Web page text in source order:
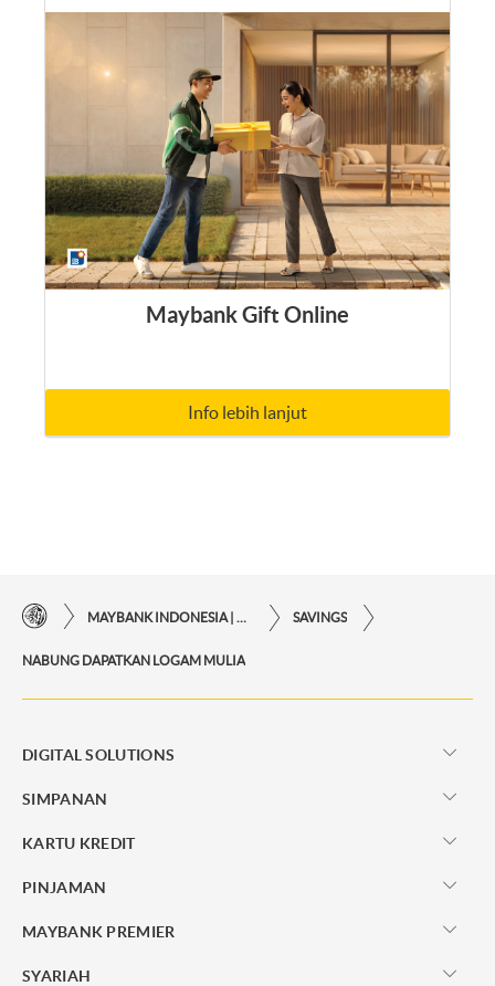
Maybank Gift Online
Info lebih lanjut
MAYBANK INDONESIA | KEMUDAHAN TRANSAKSI FINANSIAL DI UJUNG JARI ANDA SAVINGS
NABUNG DAPATKAN LOGAM MULIA
DIGITAL SOLUTIONS
SIMPANAN
KARTU KREDIT
PINJAMAN
MAYBANK PREMIER
SYARIAH